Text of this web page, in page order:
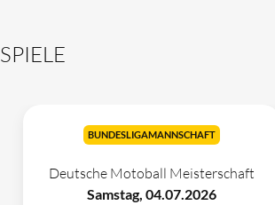
SPIELE
BUNDESLIGAMANNSCHAFT
Deutsche Motoball Meisterschaft
Samstag, 04.07.2026